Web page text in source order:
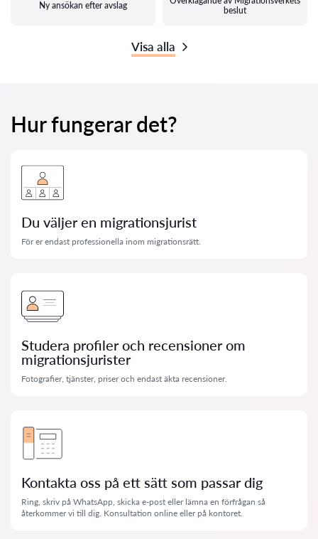
Ny ansökan efter avslag
beslut
Visa alla
Hur fungerar det?
Du väljer en migrationsjurist
För er endast professionella inom migrationsrätt.
Studera profiler och recensioner om
migrationsjurister
Fotografier, tjänster, priser och endast äkta recensioner.
Kontakta oss på ett sätt som passar dig
Ring, skriv på WhatsApp, skicka e-post eller lämna en förfrågan så
återkommer vi till dig. Konsultation online eller på kontoret.